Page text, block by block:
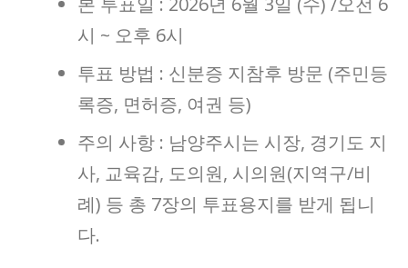
시 ~ 오후 6시
투표 방법 : 신분증 지참후 방문 (주민등
록증, 면허증, 여권 등)
주의 사항 : 남양주시는 시장, 경기도 지
사, 교육감, 도의원, 시의원(지역구/비
례) 등 총 7장의 투표용지를 받게 됩니
다.